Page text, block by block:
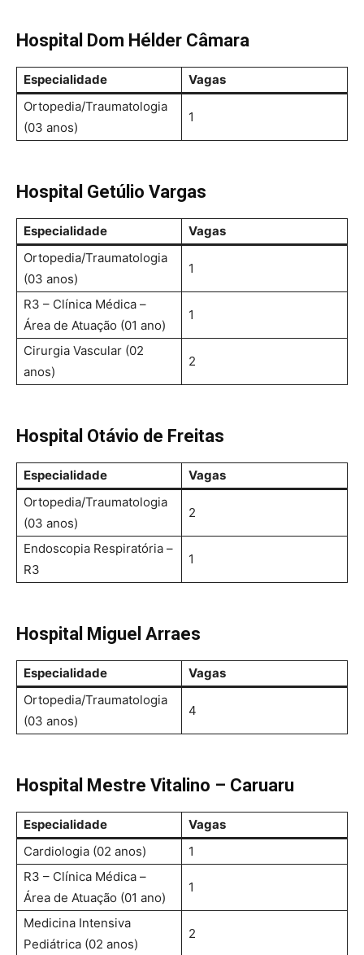
Hospital Dom Hélder Câmara
Especialidade
Vagas
Ortopedia/Traumatologia
(03 anos)
1
Hospital Getúlio Vargas
Especialidade
Vagas
Ortopedia/Traumatologia
(03 anos)
1
R3 – Clínica Médica –
Área de Atuação (01 ano)
1
Cirurgia Vascular (02
anos)
2
Hospital Otávio de Freitas
Especialidade
Vagas
Ortopedia/Traumatologia
(03 anos)
2
Endoscopia Respiratória –
R3
1
Hospital Miguel Arraes
Especialidade
Vagas
Ortopedia/Traumatologia
(03 anos)
4
Hospital Mestre Vitalino – Caruaru
Especialidade
Vagas
Cardiologia (02 anos)
1
R3 – Clínica Médica –
Área de Atuação (01 ano)
1
Medicina Intensiva
Pediátrica (02 anos)
2